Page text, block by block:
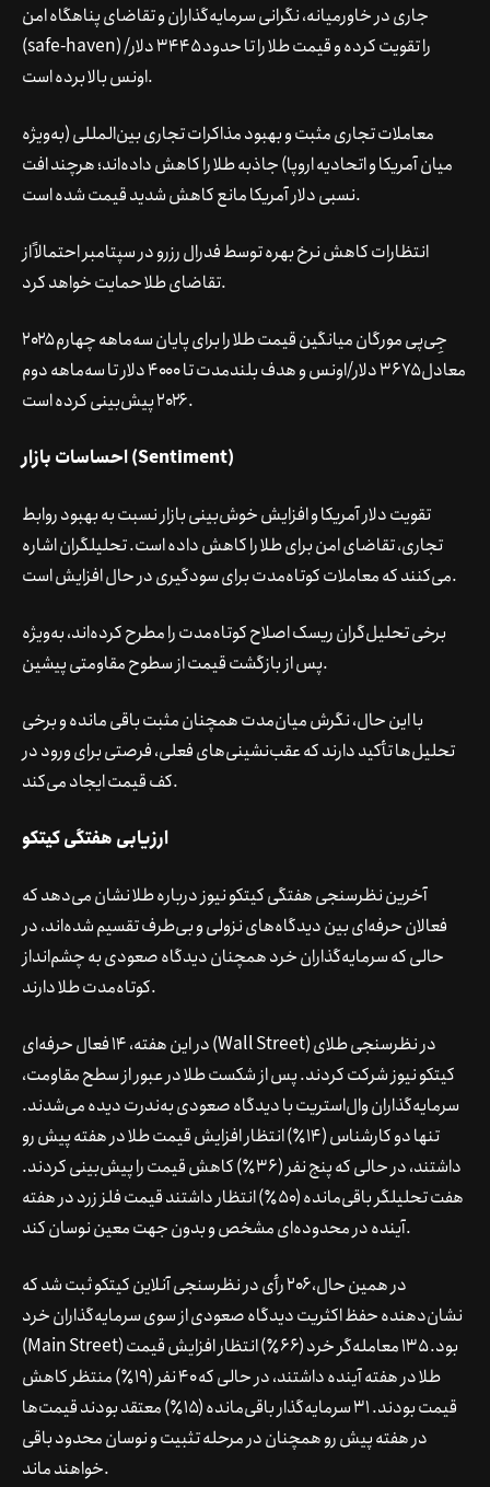
جاری در خاورمیانه، نگرانی سرمایه‌گذاران و تقاضای پناهگاه امن
(safe-haven) را تقویت کرده و قیمت طلا را تا حدود ۳۴۴۵ دلار/
اونس بالا برده است.
معاملات تجاری مثبت و بهبود مذاکرات تجاری بین‌المللی (به‌ویژه
میان آمریکا و اتحادیه اروپا) جاذبه طلا را کاهش داده‌اند؛ هرچند افت
نسبی دلار آمریکا مانع کاهش شدید قیمت شده است.
انتظارات کاهش نرخ بهره توسط فدرال رزرو در سپتامبر احتمالاً از
تقاضای طلا حمایت خواهد کرد.
جِی‌پی مورگان میانگین قیمت طلا را برای پایان سه‌ماهه چهارم ۲۰۲۵
معادل ۳۶۷۵ دلار/اونس و هدف بلندمدت تا ۴۰۰۰ دلار تا سه‌ماهه دوم
۲۰۲۶ پیش‌بینی کرده است.
احساسات بازار (Sentiment)
تقویت دلار آمریکا و افزایش خوش‌بینی بازار نسبت به بهبود روابط
تجاری، تقاضای امن برای طلا را کاهش داده است. تحلیلگران اشاره
می‌کنند که معاملات کوتاه‌مدت برای سودگیری در حال افزایش است.
برخی تحلیل‌گران ریسک اصلاح کوتاه‌مدت را مطرح کرده‌اند، به‌ویژه
پس از بازگشت قیمت از سطوح مقاومتی پیشین.
با این حال، نگرش میان‌مدت همچنان مثبت باقی مانده و برخی
تحلیل‌ها تأکید دارند که عقب‌نشینی‌های فعلی، فرصتی برای ورود در
کف قیمت ایجاد می‌کند.
ارزیابی هفتگی کیتکو
آخرین نظرسنجی هفتگی کیتکو نیوز درباره طلا نشان می‌دهد که
فعالان حرفه‌ای بین دیدگاه‌های نزولی و بی‌طرف تقسیم شده‌اند، در
حالی که سرمایه‌گذاران خرد همچنان دیدگاه صعودی به چشم‌انداز
کوتاه‌مدت طلا دارند.
در این هفته، ۱۴ فعال حرفه‌ای (Wall Street) در نظرسنجی طلای
کیتکو نیوز شرکت کردند. پس از شکست طلا در عبور از سطح مقاومت،
سرمایه‌گذاران وال‌استریت با دیدگاه صعودی به‌ندرت دیده می‌شدند.
تنها دو کارشناس (۱۴٪) انتظار افزایش قیمت طلا در هفته پیش رو
داشتند، در حالی که پنج نفر (۳۶٪) کاهش قیمت را پیش‌بینی کردند.
هفت تحلیلگر باقی‌مانده (۵۰٪) انتظار داشتند قیمت فلز زرد در هفته
آینده در محدوده‌ای مشخص و بدون جهت معین نوسان کند.
در همین حال، ۲۰۶ رأی در نظرسنجی آنلاین کیتکو ثبت شد که
نشان‌دهنده حفظ اکثریت دیدگاه صعودی از سوی سرمایه‌گذاران خرد
(Main Street) بود. ۱۳۵ معامله‌گر خرد (۶۶٪) انتظار افزایش قیمت
طلا در هفته آینده داشتند، در حالی که ۴۰ نفر (۱۹٪) منتظر کاهش
قیمت بودند. ۳۱ سرمایه‌گذار باقی‌مانده (۱۵٪) معتقد بودند قیمت‌ها
در هفته پیش رو همچنان در مرحله تثبیت و نوسان محدود باقی
خواهند ماند.